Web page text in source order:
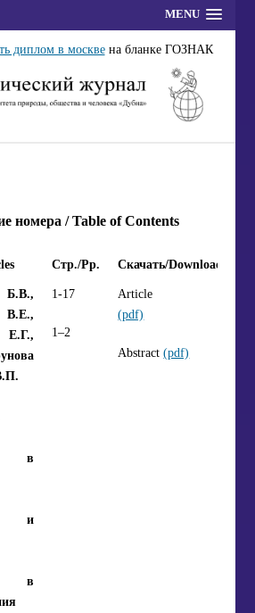
MENU
диплом в москвена бланке ГОЗНАК
номера / Table of Contents
Стр./Pp. Скачать/Download
в
и
в
1-17
1–2
Article
(pdf)
Abstract(pdf)